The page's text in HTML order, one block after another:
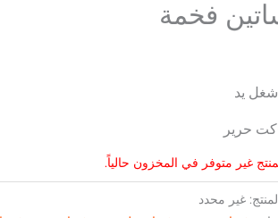
فخمة
يد
حرير
غير متوفر في المخزون حالياً.
غير محدد